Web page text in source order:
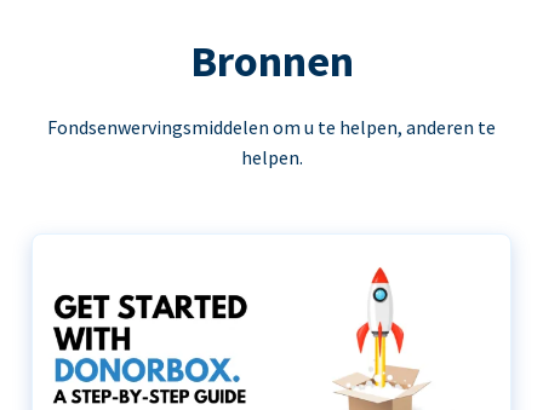
Bronnen
Fondsenwervingsmiddelen om u te helpen, anderen te
helpen.